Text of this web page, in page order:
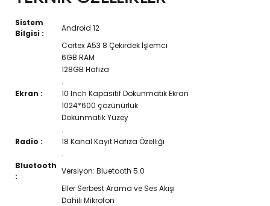
Sistem
Bilgisi :
Android 12
Cortex A53 8 Çekirdek İşlemci
6GB RAM
128GB Hafıza
.
Ekran :
10 Inch Kapasitif Dokunmatik Ekran
1024*600 çözünürlük
Dokunmatik Yüzey
.
Radio :
18 Kanal Kayıt Hafıza Özelliği
.
Bluetooth
:
Versiyon: Bluetooth 5.0
Eller Serbest Arama ve Ses Akışı
Dahili Mikrofon